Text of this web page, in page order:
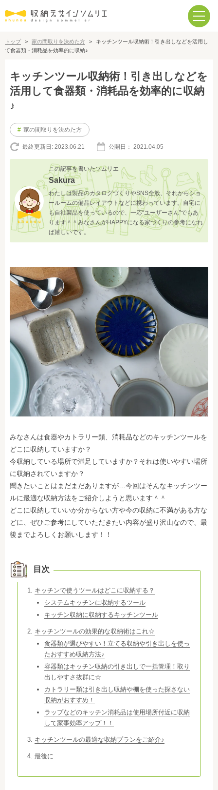
トップ > 家の間取りを決めた方 >
キッチンツール収納術！引き出しなどを活用し
て食器類・消耗品を効率的に収納♪
キッチンツール収納術！引き出しなどを
活用して食器類・消耗品を効率的に収納
♪
# 家の間取りを決めた方
最終更新日: 2023.06.21 公開日： 2021.04.05
この記事を書いたソムリエ
Sakura
わたしは製品のカタログづくりやSNS全般、それからショ
ールームの備品レイアウトなどに携わっています。自宅に
も自社製品を使っているので、一応“ユーザーさん”でもあ
ります＾＾みなさんがHAPPYになる家づくりの参考になれ
ば嬉しいです。
みなさんは食器やカトラリー類、消耗品などのキッチンツールを
どこに収納していますか？
今収納している場所で満足していますか？それは使いやすい場所
に収納されていますか？
聞きたいことはまだまだありますが…今回はそんなキッチンツー
ルに最適な収納方法をご紹介しようと思います＾＾
どこに収納していいか分からない方や今の収納に不満がある方な
どに、ぜひご参考にしていただきたい内容が盛り沢山なので、最
後までよろしくお願いします！！
目次
キッチンで使うツールはどこに収納する？
システムキッチンに収納するツール
キッチン収納に収納するキッチンツール
キッチンツールの効果的な収納術はこれ☆
食器類が選びやすい！立てる収納や引き出しを使っ
たおすすめ収納方法♪
容器類はキッチン収納の引き出しで一括管理！取り
出しやすさ抜群に☆
カトラリー類は引き出し収納や棚を使った探さない
収納がおすすめ！
ラップなどのキッチン消耗品は使用場所付近に収納
して家事効率アップ！！
キッチンツールの最適な収納プランをご紹介♪
最後に